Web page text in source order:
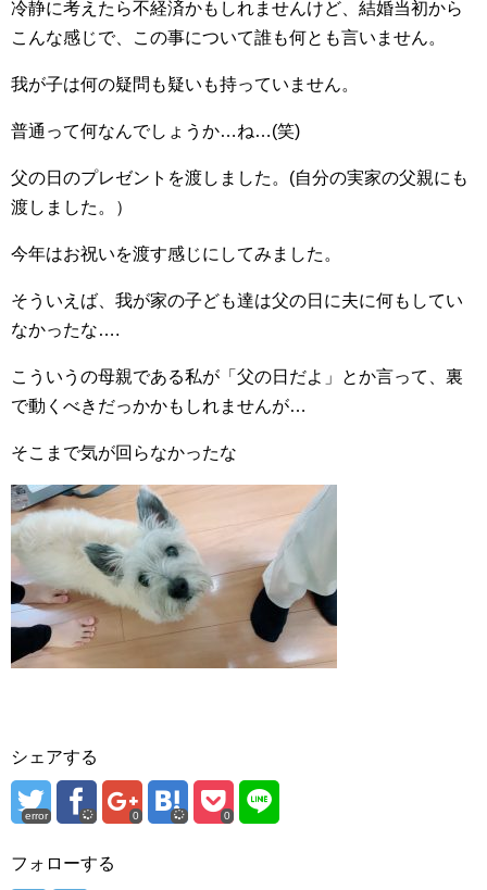
冷静に考えたら不経済かもしれませんけど、結婚当初から
こんな感じで、この事について誰も何とも言いません。
我が子は何の疑問も疑いも持っていません。
普通って何なんでしょうか…ね…(笑)
父の日のプレゼントを渡しました。(自分の実家の父親にも
渡しました。）
今年はお祝いを渡す感じにしてみました。
そういえば、我が家の子ども達は父の日に夫に何もしてい
なかったな….
こういうの母親である私が「父の日だよ」とか言って、裏
で動くべきだっかかもしれませんが…
そこまで気が回らなかったな
シェアする
error 0 0
フォローする